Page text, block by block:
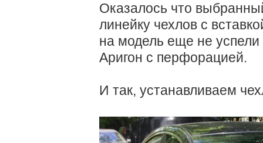
Оказалось что
линейку чехлов с
на модель еще не успели
Аригон с перфорацией.
И так, устанавливаем